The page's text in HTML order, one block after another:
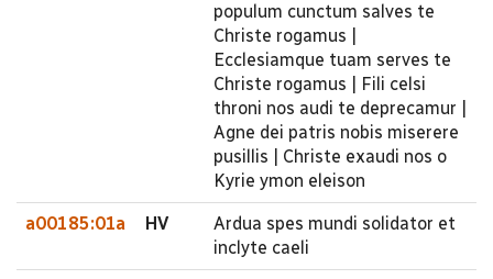
populum cunctum salves te
Christe rogamus |
Ecclesiamque tuam serves te
Christe rogamus | Fili celsi
throni nos audi te deprecamur |
Agne dei patris nobis miserere
pusillis | Christe exaudi nos o
Kyrie ymon eleison
a00185:01a HV
Ardua spes mundi solidator et
inclyte caeli